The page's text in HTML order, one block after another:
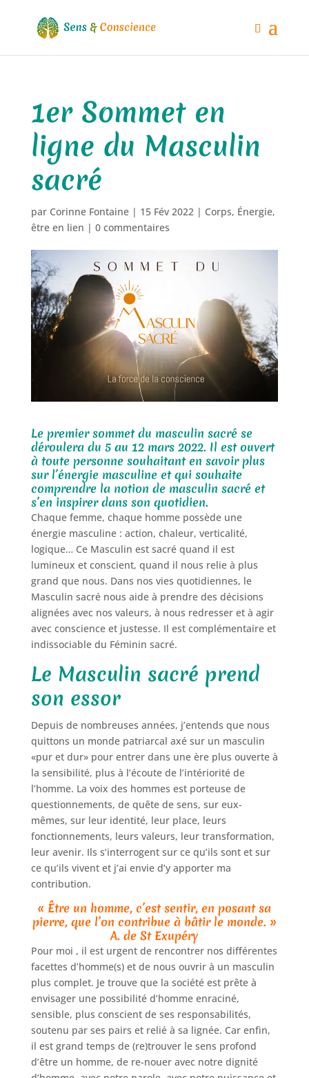
1er Sommet en
ligne du Masculin
sacré
par Corinne Fontaine| 15 Fév 2022| Corps, Énergie,
être en lien | 0 commentaires
Le premier sommet du masculin sacré se
déroulera du 5 au 12 mars 2022. Il est ouvert
à toute personne souhaitant en savoir plus
sur l’énergie masculine et qui souhaite
comprendre la notion de masculin sacré et
s’en inspirer dans son quotidien.
Chaque femme, chaque homme possède une
énergie masculine : action, chaleur, verticalité,
logique… Ce Masculin est sacré quand il est
lumineux et conscient, quand il nous relie à plus
grand que nous. Dans nos vies quotidiennes, le
Masculin sacré nous aide à prendre des décisions
alignées avec nos valeurs, à nous redresser et à agir
avec conscience et justesse. Il est complémentaire et
indissociable du Féminin sacré.
Le Masculin sacré prend
son essor
Depuis de nombreuses années, j’entends que nous
quittons un monde patriarcal axé sur un masculin
«pur et dur» pour entrer dans une ère plus ouverte à
la sensibilité, plus à l’écoute de l’intériorité de
l’homme. La voix des hommes est porteuse de
questionnements, de quête de sens, sur eux-
mêmes, sur leur identité, leur place, leurs
fonctionnements, leurs valeurs, leur transformation,
leur avenir. Ils s’interrogent sur ce qu’ils sont et sur
ce qu’ils vivent et j’ai envie d’y apporter ma
contribution.
« Être un homme, c’est sentir, en posant sa
pierre, que l’on contribue à bâtir le monde. »
A. de St Exupéry
Pour moi , il est urgent de rencontrer nos différentes
facettes d’homme(s) et de nous ouvrir à un masculin
plus complet. Je trouve que la société est prête à
envisager une possibilité d’homme enraciné,
sensible, plus conscient de ses responsabilités,
soutenu par ses pairs et relié à sa lignée. Car enfin,
il est grand temps de (re)trouver le sens profond
d’être un homme, de re-nouer avec notre dignité